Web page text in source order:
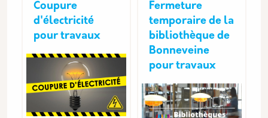
Coupure
d'électricité
pour travaux
Fermeture
temporaire de la
bibliothèque de
Bonneveine
pour travaux